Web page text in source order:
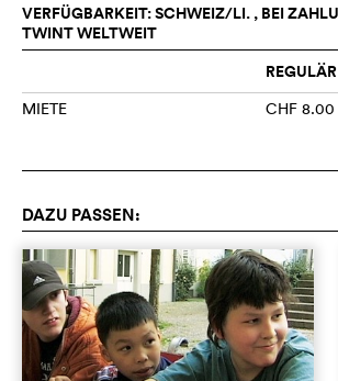
VERFÜGBARKEIT: SCHWEIZ/LI. , BEI
TWINT WELTWEIT
REGULÄR
MIETE CHF 8.00
DAZU PASSEN: